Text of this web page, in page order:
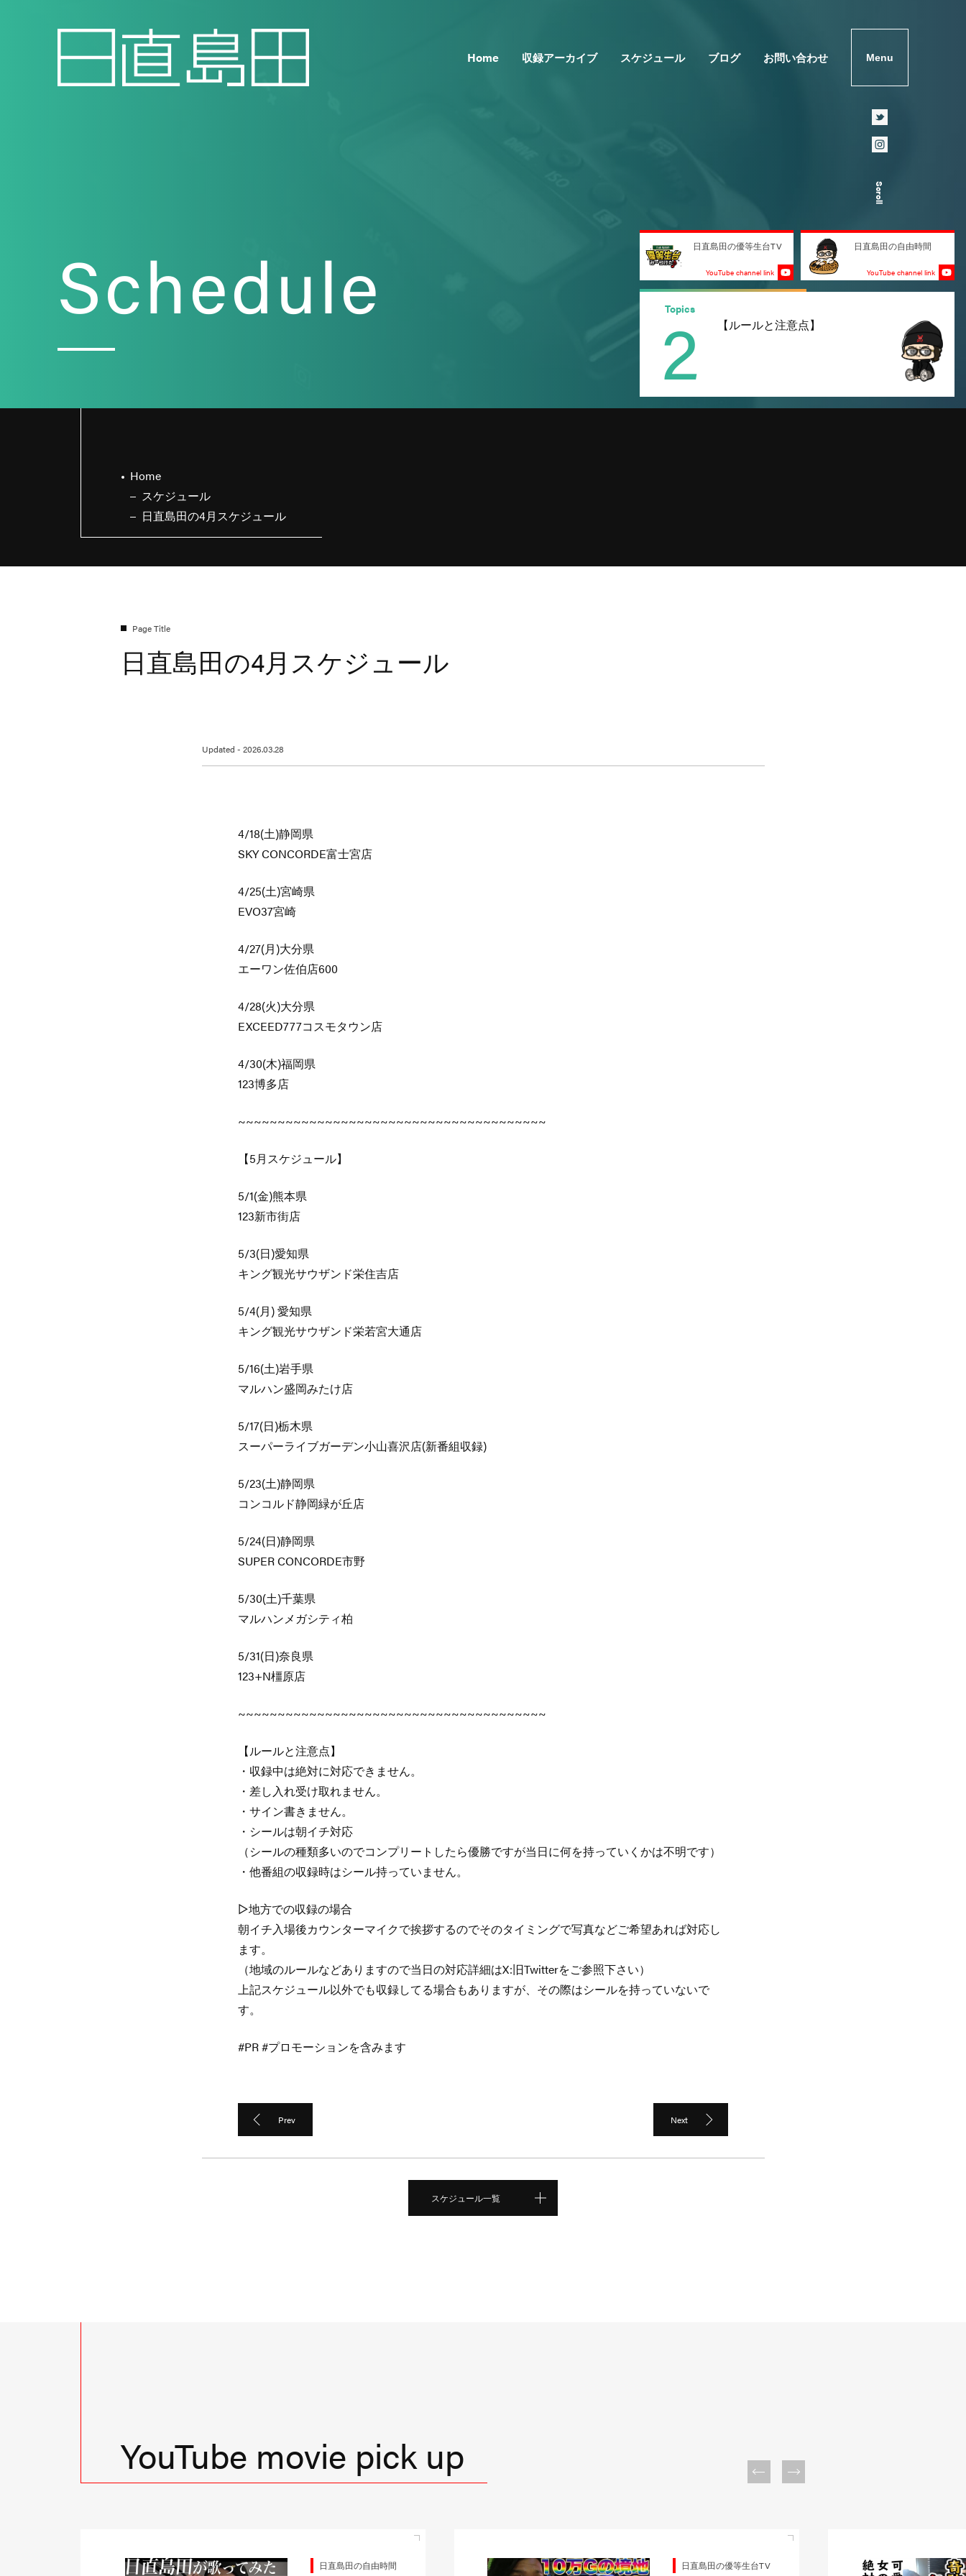
Home 収録アーカイブ スケジュール ブログ お問い合わせ Menu
Scroll
Schedule 日直島田の優等生台TV
YouTube channel link
日直島田の自由時間
YouTube channel link
Topics
3 Topics
1 【ルールと注意点】
Topics
2
Home
スケジュール
日直島田の4月スケジュール
日直島田の4月スケジュール
Updated - 2026.03.28
4/18(土)静岡県
SKY CONCORDE富士宮店
4/25(土)宮崎県
EVO37宮崎
4/27(月)大分県
エーワン佐伯店600
4/28(火)大分県
EXCEED777コスモタウン店
4/30(木)福岡県
123博多店
~~~~~~~~~~~~~~~~~~~~~~~~~~~~~~~~~~~~~~~
【5月スケジュール】
5/1(金)熊本県
123新市街店
5/3(日)愛知県
キング観光サウザンド栄住吉店
5/4(月) 愛知県
キング観光サウザンド栄若宮大通店
5/16(土)岩手県
マルハン盛岡みたけ店
5/17(日)栃木県
スーパーライブガーデン小山喜沢店(新番組収録)
5/23(土)静岡県
コンコルド静岡緑が丘店
5/24(日)静岡県
SUPER CONCORDE市野
5/30(土)千葉県
マルハンメガシティ柏
5/31(日)奈良県
123+N橿原店
~~~~~~~~~~~~~~~~~~~~~~~~~~~~~~~~~~~~~~~
【ルールと注意点】
・収録中は絶対に対応できません。
・差し入れ受け取れません。
・サイン書きません。
・シールは朝イチ対応
（シールの種類多いのでコンプリートしたら優勝ですが当日に何を持っていくかは不明です）
・他番組の収録時はシール持っていません。
▷地方での収録の場合
朝イチ入場後カウンターマイクで挨拶するのでそのタイミングで写真などご希望あれば対応し
ます。
（地域のルールなどありますので当日の対応詳細はX:旧Twitterをご参照下さい）
上記スケジュール以外でも収録してる場合もありますが、その際はシールを持っていないで
す。
#PR #プロモーションを含みます
Prev Next
スケジュール一覧
YouTube movie pick up
日直島田の自由時間 日直島田の優等生台TV